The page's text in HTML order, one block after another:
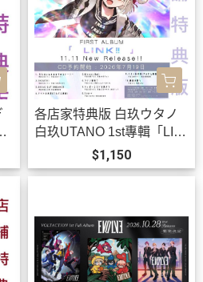
各店家特典版 白玖ウタノ
白玖UTANO 1st專輯「LIN
K!!」*11/11發售!
$1,150